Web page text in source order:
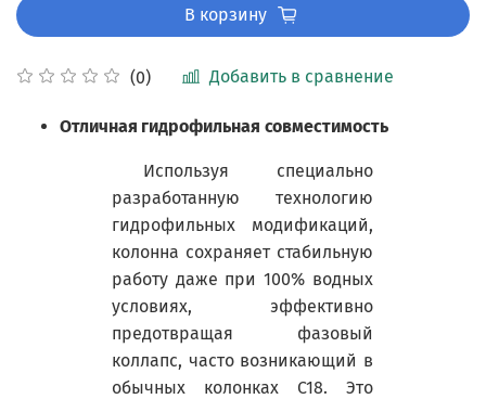
(0) Добавить в сравнение
В корзину
Отличная гидрофильная совместимость
Используя специально
разработанную технологию
гидрофильных модификаций,
колонна сохраняет стабильную
работу даже при 100% водных
условиях, эффективно
предотвращая фазовый
коллапс, часто возникающий в
обычных колонках C18. Это